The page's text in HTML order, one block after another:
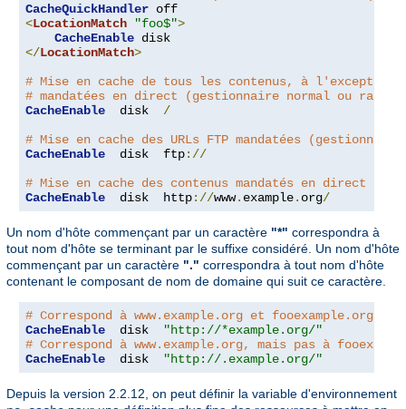
CacheQuickHandler
<LocationMatch "foo$">
CacheEnable
</LocationMatch>
# Mise en cache de tous les contenus, à l'exception
# mandatées en direct (gestionnaire normal ou
CacheEnable
  disk
/
# Mise en cache des URLs FTP mandatées
CacheEnable
  disk  ftp
://
# Mise en cache des contenus mandatés en direct
CacheEnable
  disk  http
://www. example. org/
Un nom d'hôte commençant par un caractère "*" correspondra à
tout nom d'hôte se terminant par le suffixe considéré. Un nom d'hôte
commençant par un caractère "." correspondra à tout nom d'hôte
contenant le composant de nom de domaine qui suit ce caractère.
# Correspond à www.example.org et fooexample.org
CacheEnable
  disk
"http://*example.org/"
# Correspond à www.example.org, mais pas à
CacheEnable
  disk
"http://.example.org/"
Depuis la version 2.2.12, on peut définir la variable d'environnement